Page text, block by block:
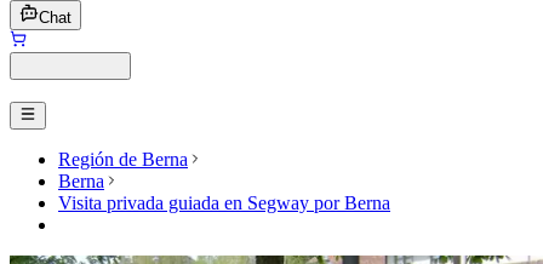
Chat
Región de Berna
Berna
Visita privada guiada en Segway por Berna